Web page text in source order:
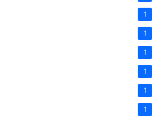
1
1
1
1
1
1